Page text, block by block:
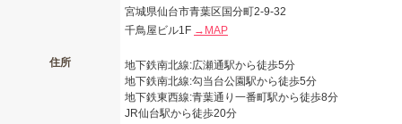
住所
宮城県仙台市青葉区国分町2-9-32
千鳥屋ビル1F →MAP
地下鉄南北線:広瀬通駅から徒歩5分
地下鉄南北線:勾当台公園駅から徒歩5分
地下鉄東西線:青葉通り一番町駅から徒歩8分
JR仙台駅から徒歩20分